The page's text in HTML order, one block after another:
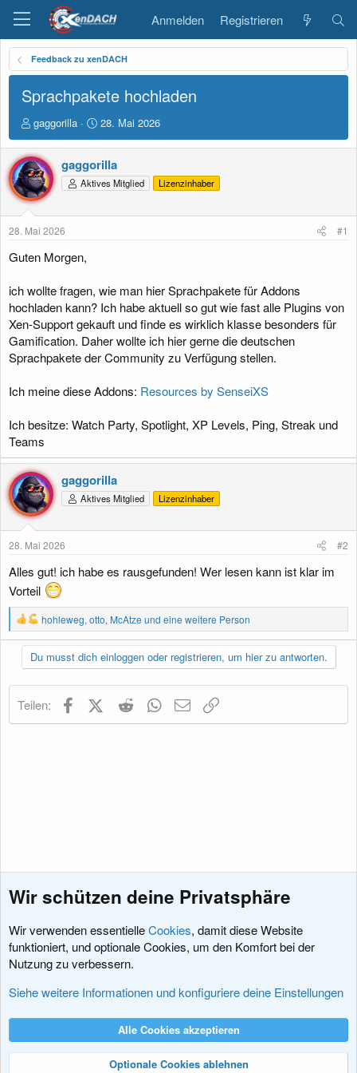
Anmelden Registrieren
Feedback zu xenDACH
Sprachpakete hochladen
E
r
s
t
e
l
l
r
gaggorilla
E
r
s
t
e
l
28. Mai 2026
gaggorilla
Aktives Mitglied Lizenzinhaber
28. Mai 2026 #1
Guten Morgen,
ich wollte fragen, wie man hier Sprachpakete für Addons
hochladen kann? Ich habe aktuell so gut wie fast alle Plugins von
Xen-Support gekauft und finde es wirklich klasse besonders für
Gamification. Daher wollte ich hier gerne die deutschen
Sprachpakete der Community zu Verfügung stellen.
Ich meine diese Addons: Resources by SenseiXS
Ich besitze: Watch Party, Spotlight, XP Levels, Ping, Streak und
Teams
gaggorilla
Aktives Mitglied Lizenzinhaber
28. Mai 2026 #2
Alles gut! ich habe es rausgefunden! Wer lesen kann ist klar im
Vorteil
R
e
a
k
t
n
hohleweg, otto, McAtze und eine weitere Person
Du musst dich einloggen oder registrieren, um hier zu antworten.
Teilen: FacebookX (Twitter)
Reddit WhatsApp
E-Mail
Feedback zu xenDACH
Nutzungsbedingungen Datenschutz
R
Wir schützen deine Privatsphäre
Wir verwenden essentielleCookies, damit diese Website
funktioniert, und optionale Cookies, um den Komfort bei der
Nutzung zu verbessern.
Siehe weitere Informationen und konfiguriere deine Einstellungen
Alle Cookies akzeptieren
Optionale Cookies ablehnen